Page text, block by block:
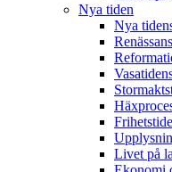
Nya tiden
Nya
Livet på